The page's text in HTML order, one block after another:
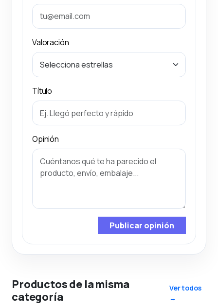
Valoración
Título
Opinión
Publicar opinión
Productos de la misma
categoría
Ver todos
→